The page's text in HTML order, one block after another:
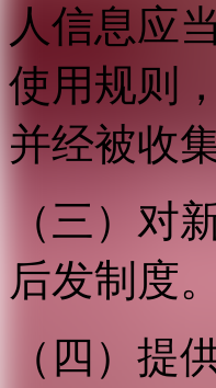
人信息应
使用规则
并经被收
（三）对
后发制度。
（四）提